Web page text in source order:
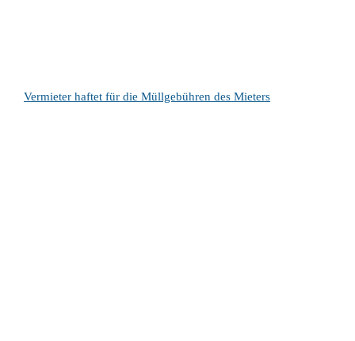
Vermieter haftet für die Müllgebühren des Mieters